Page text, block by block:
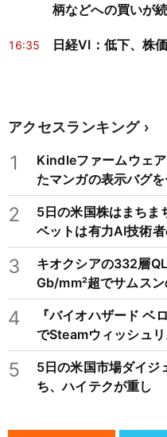
柄などへの買いが
16:35 日経VI：低下、株
アクセスランキング
1
Kindleファームウェ
たマンガの表示バグ
2
5日の米国株はまち
ベットは有力AI技術
3
キオクシアの332層
Gb/mm²超でサムス
4
『バイオハザード ベ
でSteamウィッシュ
5
5日の米国市場ダイジ
ち、ハイテクが重し